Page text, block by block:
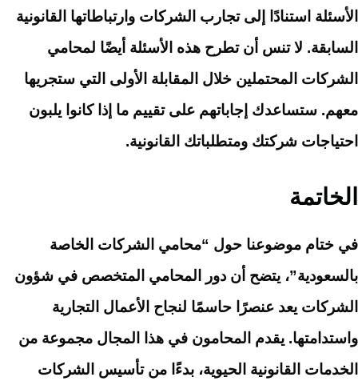
الأسئلة استنادًا إلى تجارب الشركات وارتباطاتها القانونية
السابقة. لا تنس أن تطرح هذه الأسئلة أيضًا لمحامي
الشركات المحتملين خلال المقابلة الأولى التي ستجريها
معهم. ستساعدك إجاباتهم على تقييم ما إذا كانوا يلبون
احتياجات شركتك ومتطلباتك القانونية.
الخاتمة
في ختام موضوعنا حول “محامي الشركات الخاصة
بالسعودية”، يتضح أن دور المحامي المتخصص في شؤون
الشركات يعد عنصرًا حاسمًا لنجاح الأعمال التجارية
واستدامتها. يقدم المحامون في هذا المجال مجموعة من
الخدمات القانونية الحيوية، بدءًا من تأسيس الشركات